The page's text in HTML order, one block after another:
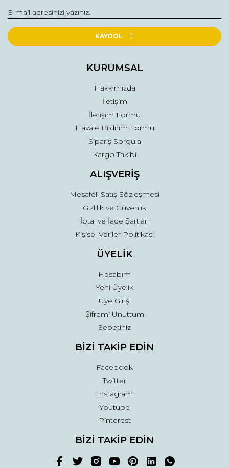
Ürün resmi kalitesiz, bozuk veya görüntülenemiyor.
Ürün açıklamasında eksik bilgiler bulunuyor.
Ürün fiyatı diğer sitelerden daha pahalı.
Gönder
KAYDOL
KURUMSAL
Hakkımızda
İletişim
İletişim Formu
Havale Bildirim Formu
Sipariş Sorgula
Kargo Takibi
ALIŞVERİŞ
Mesafeli Satış Sözleşmesi
Gizlilik ve Güvenlik
İptal ve İade Şartları
Kişisel Veriler Politikası
ÜYELİK
Hesabım
Yeni Üyelik
Üye Girişi
Şifremi Unuttum
Sepetiniz
BİZİ TAKİP EDİN
Facebook
Twitter
Instagram
Youtube
Pinterest
BİZİ TAKİP EDİN